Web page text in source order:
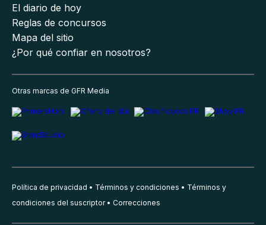
El diario de hoy
Reglas de concursos
Mapa del sitio
¿Por qué confiar en nosotros?
Otras marcas de GFR Media
Política de privacidad Términos y condiciones
Términos y
condiciones del suscriptor
Correcciones